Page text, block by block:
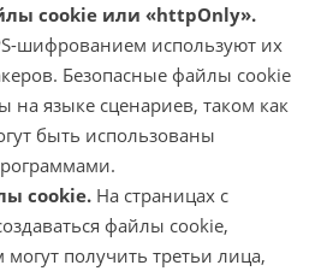
cookie или «httpOnly».
шифрованием используют их
Безопасные файлы cookie
на языке сценариев, таком как
быть использованы
cookie. На страницах с
файлы cookie,
могут получить третьи лица,